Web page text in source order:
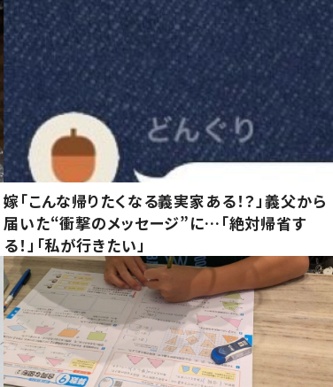
嫁「こんな帰りたくなる義実家ある！？」義父から
届いた“衝撃のメッセージ”に…「絶対帰省す
る！」「私が行きたい」